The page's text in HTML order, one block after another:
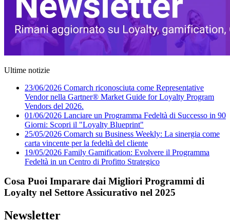
Ultime notizie
23/06/2026 Comarch riconosciuta come Representative
Vendor nella Gartner® Market Guide for Loyalty Program
Vendors del 2026.
01/06/2026 Lanciare un Programma Fedeltà di Successo in 90
Giorni: Scopri il "Loyalty Blueprint"
25/05/2026 Comarch su Business Weekly: La sinergia come
carta vincente per la fedeltà del cliente
19/05/2026 Family Gamification: Evolvere il Programma
Fedeltà in un Centro di Profitto Strategico
Cosa Puoi Imparare dai Migliori Programmi di
Loyalty nel Settore Assicurativo nel 2025
Newsletter